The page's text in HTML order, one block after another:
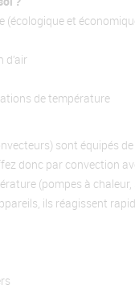
et
d’air
de température
sont équipés
donc par convection
(pompes à
ils réagissent